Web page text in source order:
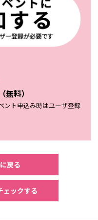
料）
ント申込み時はユーザ登録
戻る
ェックする